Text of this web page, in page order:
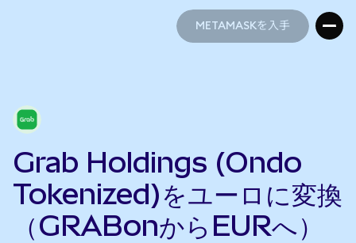
METAMASKを入手
Grab Holdings (Ondo
Tokenized)をユーロに変換
（GRABonからEURへ）